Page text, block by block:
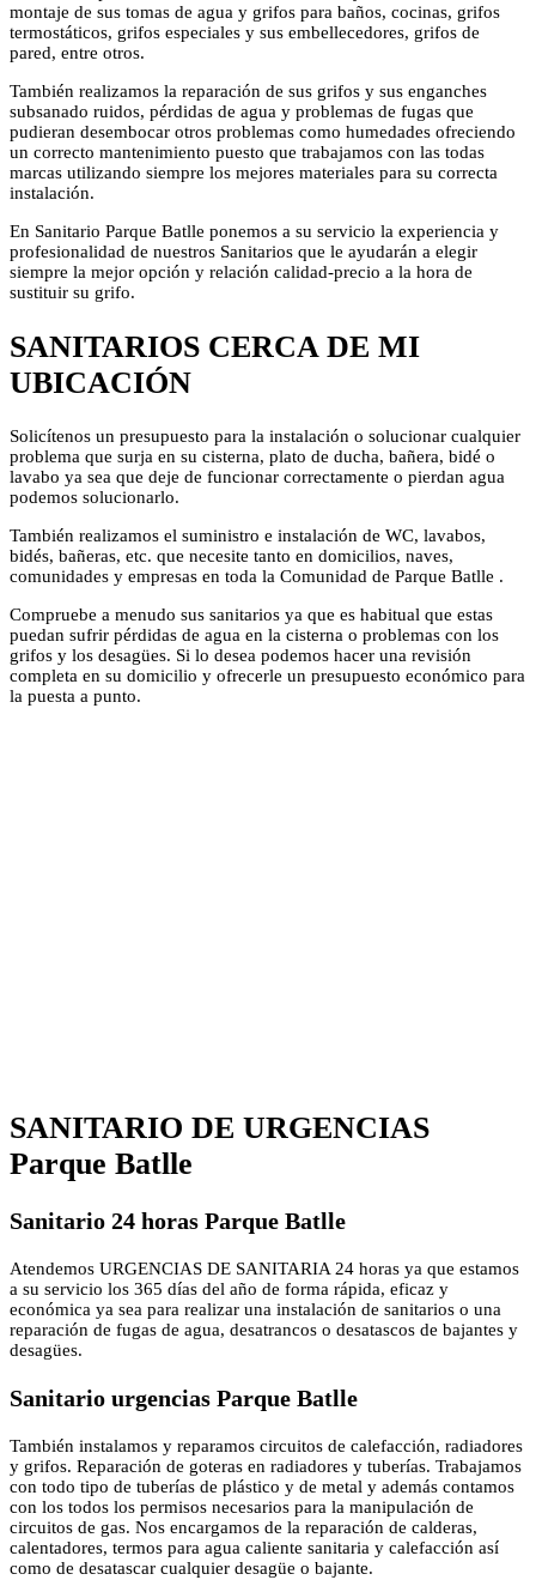
montaje de sus tomas de agua y grifos para baños, cocinas, grifos
termostáticos, grifos especiales y sus embellecedores, grifos de
pared, entre otros.
También realizamos la reparación de sus grifos y sus enganches
subsanado ruidos, pérdidas de agua y problemas de fugas que
pudieran desembocar otros problemas como humedades ofreciendo
un correcto mantenimiento puesto que trabajamos con las todas
marcas utilizando siempre los mejores materiales para su correcta
instalación.
En Sanitario Parque Batlle ponemos a su servicio la experiencia y
profesionalidad de nuestros Sanitarios que le ayudarán a elegir
siempre la mejor opción y relación calidad-precio a la hora de
sustituir su grifo.
SANITARIOS CERCA DE MI
UBICACIÓN
Solicítenos un presupuesto para la instalación o solucionar cualquier
problema que surja en su cisterna, plato de ducha, bañera, bidé o
lavabo ya sea que deje de funcionar correctamente o pierdan agua
podemos solucionarlo.
También realizamos el suministro e instalación de WC, lavabos,
bidés, bañeras, etc. que necesite tanto en domicilios, naves,
comunidades y empresas en toda la Comunidad de Parque Batlle .
Compruebe a menudo sus sanitarios ya que es habitual que estas
puedan sufrir pérdidas de agua en la cisterna o problemas con los
grifos y los desagües. Si lo desea podemos hacer una revisión
completa en su domicilio y ofrecerle un presupuesto económico para
la puesta a punto.
SANITARIO DE URGENCIAS
Parque Batlle
Sanitario 24 horas Parque Batlle
Atendemos URGENCIAS DE SANITARIA 24 horas ya que estamos
a su servicio los 365 días del año de forma rápida, eficaz y
económica ya sea para realizar una instalación de sanitarios o una
reparación de fugas de agua, desatrancos o desatascos de bajantes y
desagües.
Sanitario urgencias Parque Batlle
También instalamos y reparamos circuitos de calefacción, radiadores
y grifos. Reparación de goteras en radiadores y tuberías. Trabajamos
con todo tipo de tuberías de plástico y de metal y además contamos
con los todos los permisos necesarios para la manipulación de
circuitos de gas. Nos encargamos de la reparación de calderas,
calentadores, termos para agua caliente sanitaria y calefacción así
como de desatascar cualquier desagüe o bajante.